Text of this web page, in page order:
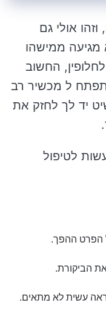
אולי גם
מגיעה ממישהו
החשוב
ל מכשיר רב
יד לך לחזק את
לטיפול
הפרט ההפך.
הביקורת.
עשית לא מתאים.